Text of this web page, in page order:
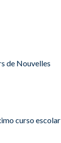
de Nouvelles
curso escolar